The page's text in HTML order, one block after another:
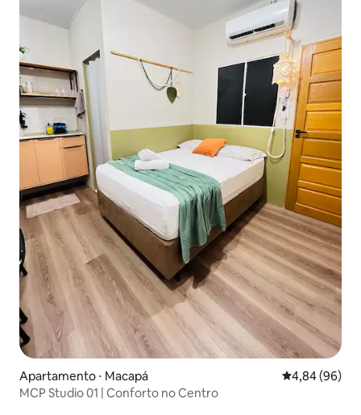
Apartamento ⋅ Macapá 4,84 de uma
4,84 (96)
MCP Studio 01 | Conforto no Centro